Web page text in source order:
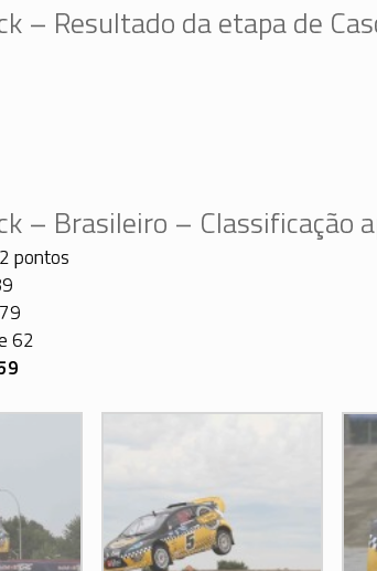
– Resultado da etapa de
– Brasileiro – Classificação
pontos
62